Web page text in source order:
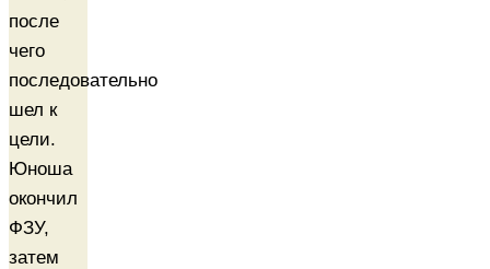
после
чего
последовательно
шел к
цели.
Юноша
окончил
ФЗУ,
затем